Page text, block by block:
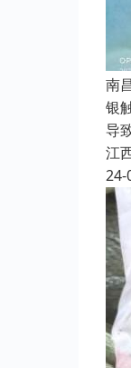
南
银
导
江
24-